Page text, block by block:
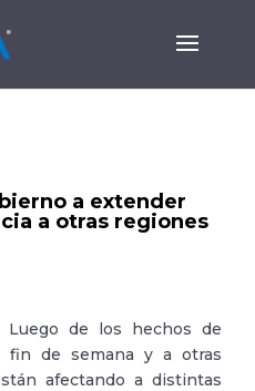
a extender
a otras regiones
Luego de los hechos de
fin de semana y a otras
afectando a distintas